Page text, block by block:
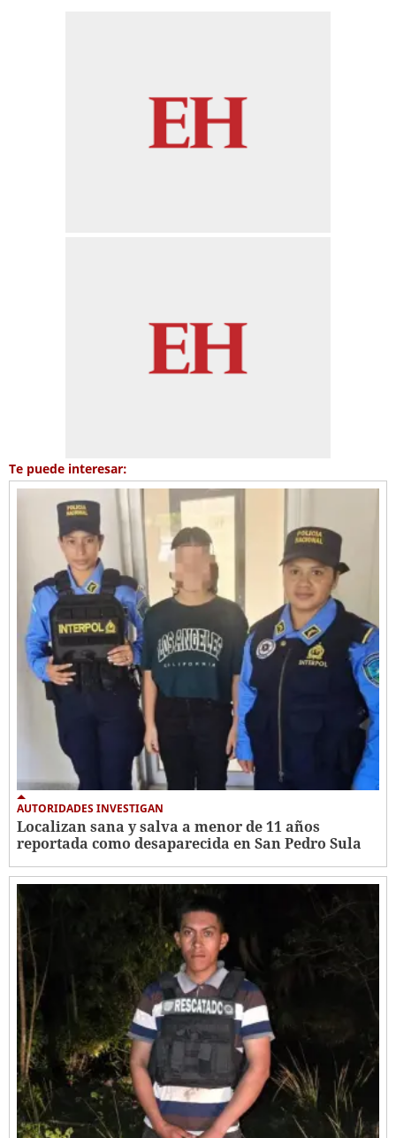
Te puede interesar:
AUTORIDADES INVESTIGAN
Localizan sana y salva a menor de 11 años
reportada como desaparecida en San Pedro Sula